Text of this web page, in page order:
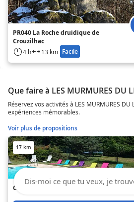
PR040 La Roche druidique de
Crouzilhac
4 h 13 km Facile
Que faire à LES MURMURES DU
Réservez vos activités à LES MURMURES DU
expériences mémorables.
Voir plus de propositions
17 km
Camping Riou la Selle
Dis-moi ce que tu veux, je